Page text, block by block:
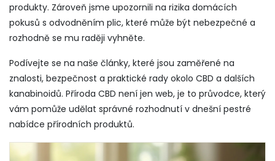
produkty. Zároveň jsme upozornili na rizika domácích
pokusů s odvodněním plic, které může být nebezpečné a
rozhodně se mu raději vyhněte.
Podívejte se na naše články, které jsou zaměřené na
znalosti, bezpečnost a praktické rady okolo CBD a dalších
kanabinoidů. Příroda CBD není jen web, je to průvodce, který
vám pomůže udělat správné rozhodnutí v dnešní pestré
nabídce přírodních produktů.